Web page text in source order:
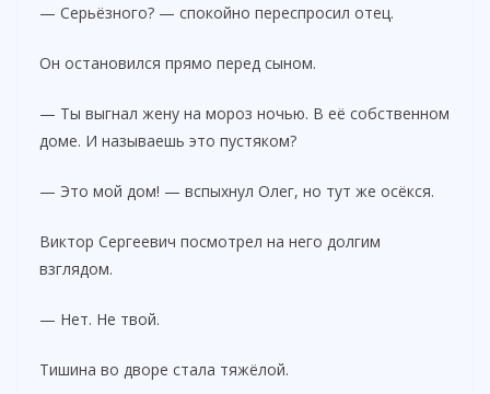
— Серьёзного? — спокойно переспросил отец.
Он остановился прямо перед сыном.
— Ты выгнал жену на мороз ночью. В её собственном
доме. И называешь это пустяком?
— Это мой дом! — вспыхнул Олег, но тут же осёкся.
Виктор Сергеевич посмотрел на него долгим
взглядом.
— Нет. Не твой.
Тишина во дворе стала тяжёлой.